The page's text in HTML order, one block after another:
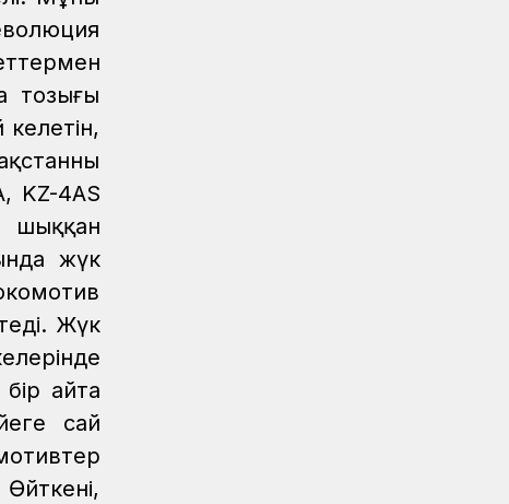
тозығы
KZ-4AS
шыққан
жүк
Жүк
айта
сай